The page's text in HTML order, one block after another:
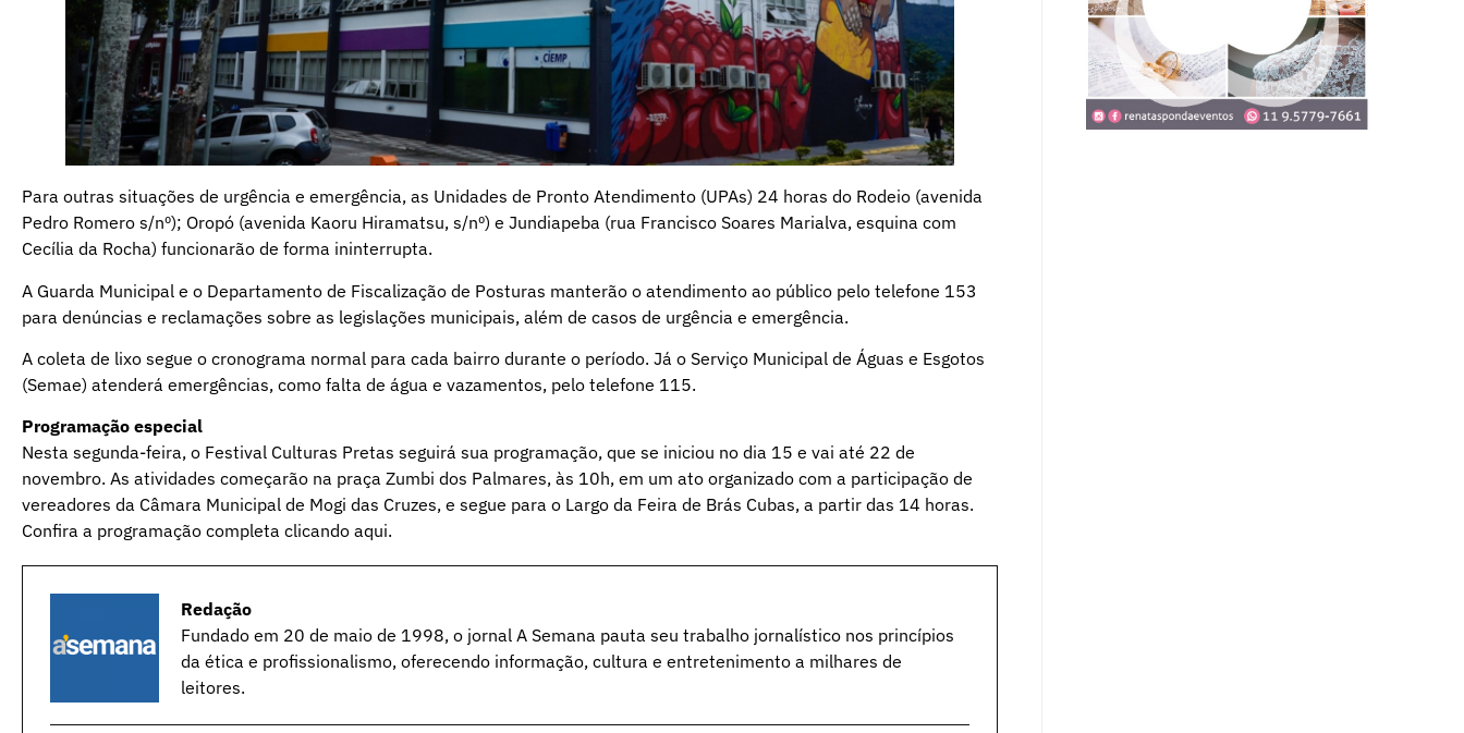
Para outras situações de urgência e emergência, as Unidades de Pronto Atendimento (UPAs) 24 horas do Rodeio (avenida
Pedro Romero s/nº); Oropó (avenida Kaoru Hiramatsu, s/nº) e Jundiapeba (rua Francisco Soares Marialva, esquina com
Cecília da Rocha) funcionarão de forma ininterrupta.
A Guarda Municipal e o Departamento de Fiscalização de Posturas manterão o atendimento ao público pelo telefone 153
para denúncias e reclamações sobre as legislações municipais, além de casos de urgência e emergência.
A coleta de lixo segue o cronograma normal para cada bairro durante o período. Já o Serviço Municipal de Águas e Esgotos
(Semae) atenderá emergências, como falta de água e vazamentos, pelo telefone 115.
Programação especial
Nesta segunda-feira, o Festival Culturas Pretas seguirá sua programação, que se iniciou no dia 15 e vai até 22 de
novembro. As atividades começarão na praça Zumbi dos Palmares, às 10h, em um ato organizado com a participação de
vereadores da Câmara Municipal de Mogi das Cruzes, e segue para o Largo da Feira de Brás Cubas, a partir das 14 horas.
Confira a programação completa clicando aqui.
Redação
Fundado em 20 de maio de 1998, o jornal A Semana pauta seu trabalho jornalístico nos princípios
da ética e profissionalismo, oferecendo informação, cultura e entretenimento a milhares de
leitores.